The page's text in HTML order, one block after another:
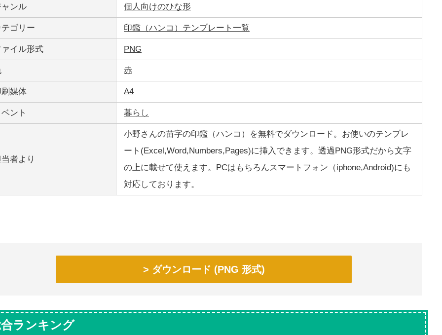
ャンル 個人向けのひな形
テゴリー 印鑑（ハンコ）テンプレート一覧
ァイル形式 PNG
赤
刷媒体 A4
ント 暮らし
者より
小野さんの苗字の印鑑（ハンコ）を無料でダウンロード。お使いのテンプレ
ート(Excel,Word,Numbers,Pages)に挿入できます。透過PNG形式だから文字
の上に載せて使えます。PCはもちろんスマートフォン（iphone,Android)にも
対応しております。
ダウンロード (PNG 形式)
ランキング